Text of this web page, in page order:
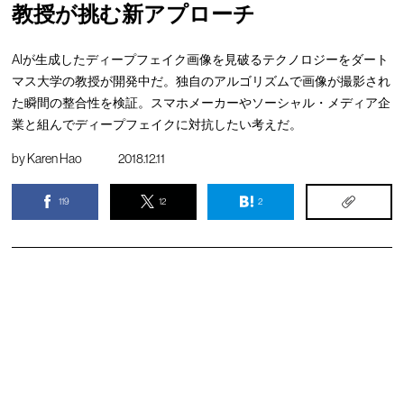
教授が挑む新アプローチ
AIが生成したディープフェイク画像を見破るテクノロジーをダート
マス大学の教授が開発中だ。独自のアルゴリズムで画像が撮影され
た瞬間の整合性を検証。スマホメーカーやソーシャル・メディア企
業と組んでディープフェイクに対抗したい考えだ。
byKaren Hao 2018.12.11
119 12 2